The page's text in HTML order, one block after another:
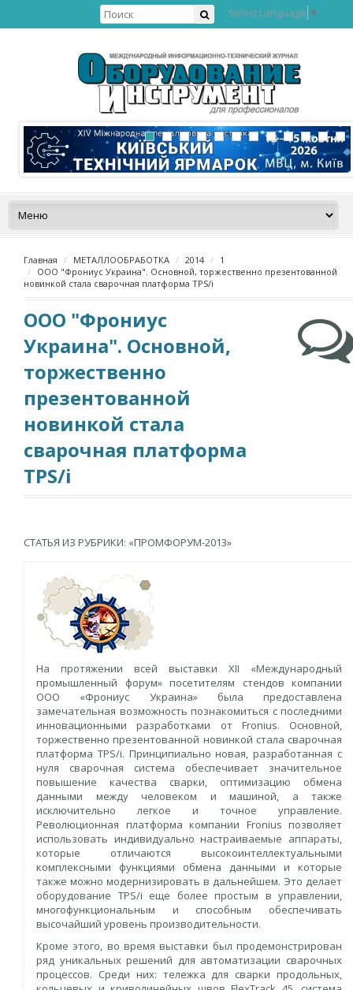
Select Language ▼
Главная МЕТАЛЛООБРАБОТКА 2014
1
ООО "Фрониус Украина". Основной, торжественно презентованной
новинкой стала сварочная платформа TPS/i
ООО "Фрониус
Украина". Основной,
торжественно
презентованной
новинкой стала
сварочная платформа
TPS/i
СТАТЬЯ ИЗ РУБРИКИ: «ПРОМФОРУМ-2013»
На протяжении всей выставки XII «Международный
промышленный форум» посетителям стендов компании
ООО «Фрониус Украина» была предоставлена
замечательная возможность познакомиться с последними
инновационными разработками от Fronius. Основной,
торжественно презентованной новинкой стала сварочная
платформа TPS/i. Принципиально новая, разработанная с
нуля сварочная система обеспечивает значительное
повышение качества сварки, оптимизацию обмена
данными между человеком и машиной, а также
исключительно легкое и точное управление.
Революционная платформа компании Fronius позволяет
использовать индивидуально настраиваемые аппараты,
которые отличаются высокоинтеллектуальными
комплексными функциями обмена данными и которые
также можно модернизировать в дальнейшем. Это делает
оборудование TPS/i еще более простым в управлении,
многофункциональным и способным обеспечивать
высочайший уровень производительности.
Кроме этого, во время выставки был продемонстрирован
ряд уникальных решений для автоматизации сварочных
процессов. Среди них: тележка для сварки продольных,